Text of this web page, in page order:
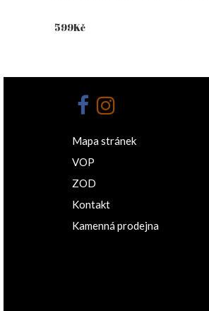
599Kč
Mapa stránek
VOP
ZOD
Kontakt
Kamenná prodejna